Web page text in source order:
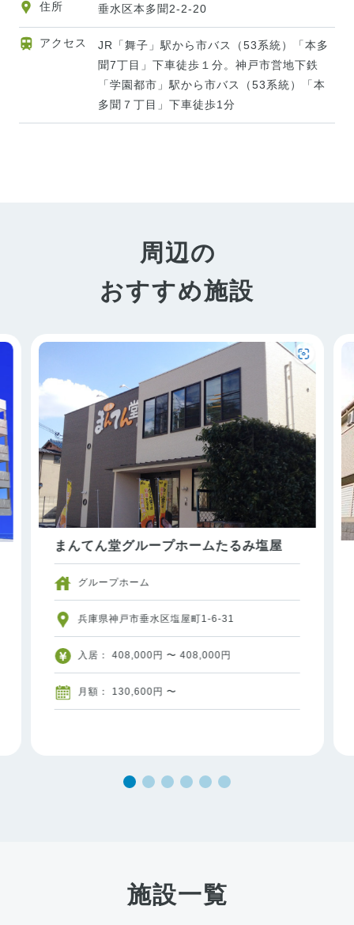
住所 垂水区本多聞2-2-20
アクセス
JR「舞子」駅から市バス（53系統）「本多
聞7丁目」下車徒歩１分。神戸市営地下鉄
「学園都市」駅から市バス（53系統）「本
多聞７丁目」下車徒歩1分
周辺の
おすすめ施設
まんてん堂グループホームたるみ塩屋
グループホーム
兵庫県神戸市垂水区塩屋町1-6-31
入居： 408,000円 〜 408,000円
月額： 130,600円 〜
施設一覧